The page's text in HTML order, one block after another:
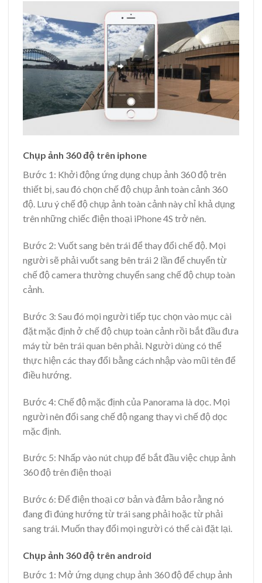
Chụp ảnh 360 độ trên iphone
Bước 1: Khởi động ứng dụng chụp ảnh 360 độ trên
thiết bị, sau đó chọn chế độ chụp ảnh toàn cảnh 360
độ. Lưu ý chế độ chụp ảnh toàn cảnh này chỉ khả dụng
trên những chiếc điện thoại iPhone 4S trở nên.
Bước 2: Vuốt sang bên trái để thay đổi chế độ. Mọi
người sẽ phải vuốt sang bên trái 2 lần để chuyển từ
chế độ camera thường chuyển sang chế độ chụp toàn
cảnh.
Bước 3: Sau đó mọi người tiếp tục chọn vào mục cài
đặt mặc định ở chế độ chụp toàn cảnh rồi bắt đầu đưa
máy từ bên trái quan bên phải. Người dùng có thể
thực hiện các thay đổi bằng cách nhập vào mũi tên để
điều hướng.
Bước 4: Chế độ mặc định của Panorama là dọc. Mọi
người nên đổi sang chế độ ngang thay vì chế độ dọc
mặc định.
Bước 5: Nhấp vào nút chụp để bắt đầu việc chụp ảnh
360 độ trên điện thoại
Bước 6: Để điện thoại cơ bản và đảm bảo rằng nó
đang đi đúng hướng từ trái sang phải hoặc từ phải
sang trái. Muốn thay đổi mọi người có thể cài đặt lại.
Chụp ảnh 360 độ trên android
Bước 1: Mở ứng dụng chụp ảnh 360 độ để chụp ảnh